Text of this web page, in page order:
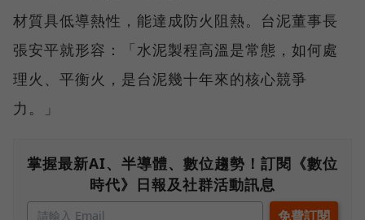
材質具低導熱性，能達成防火阻熱。台泥董事長
張安平就形容：「水泥製程高溫是常態，如何處
理火、平衡火，是台泥幾十年來的核心競爭
力。」
掌握最新AI、半導體、數位趨勢！訂閱《數位
時代》日報及社群活動訊息